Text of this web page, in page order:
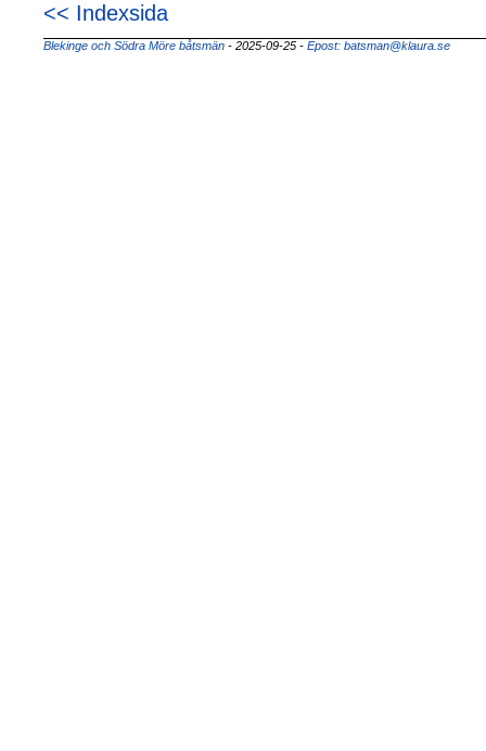
<< Indexsida
Blekinge och Södra Möre båtsmän - 2025-09-25 - Epost: batsman@klaura.se